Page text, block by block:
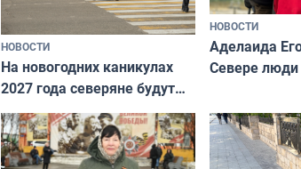
НОВОСТИ
На новогодних каникулах
2027 года северяне будут
отдыхать 11 дней
НОВОСТИ
Аделаида
Севере
а потому что
ты им